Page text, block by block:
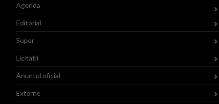
Agenda
Editorial
Super
Licitatii
Anuntul oficial
Externe